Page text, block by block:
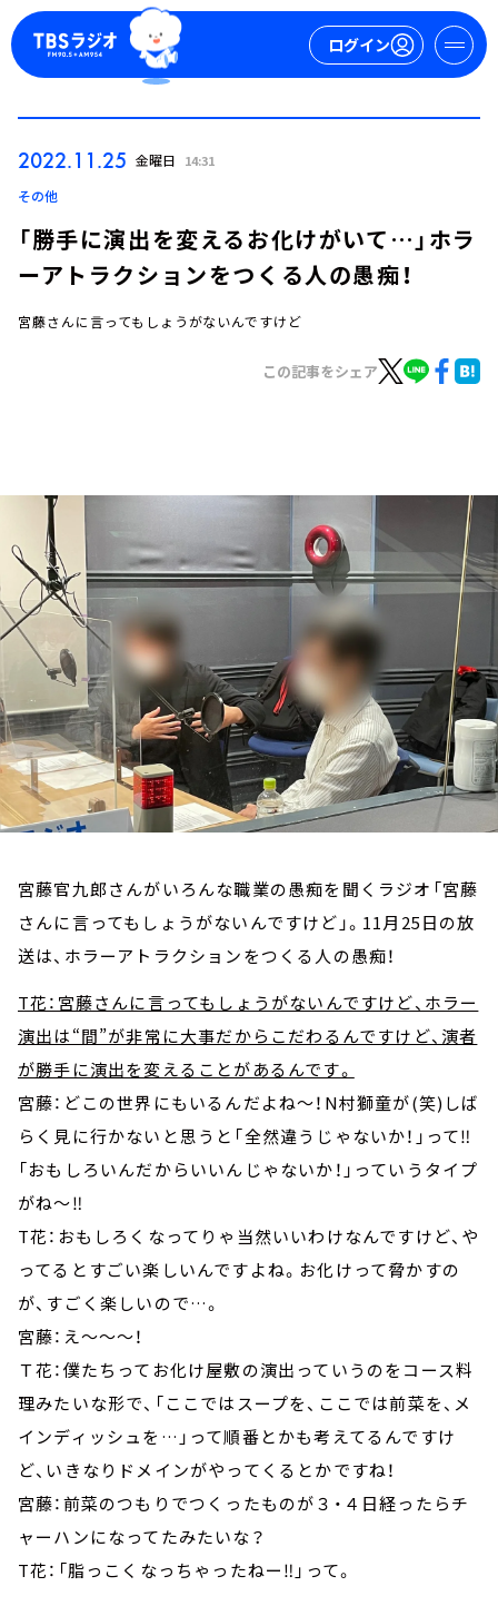
ログイン
イベント・グッズ
YouTube
会社情報
2022.11.25 金曜日 14:31
その他
「勝手に演出を変えるお化けがいて…」ホラ
ーアトラクションをつくる人の愚痴！
宮藤さんに言ってもしょうがないんですけど
この記事をシェア
宮藤官九郎さんがいろんな職業の愚痴を聞くラジオ「宮藤
さんに言ってもしょうがないんですけど」。11月25日の放
送は、ホラーアトラクションをつくる人の愚痴！
T花：宮藤さんに言ってもしょうがないんですけど、ホラー
演出は“間”が非常に大事だからこだわるんですけど、演者
が勝手に演出を変えることがあるんです。
宮藤：どこの世界にもいるんだよね～！N村獅童が(笑)しば
らく見に行かないと思うと「全然違うじゃないか！」って‼
「おもしろいんだからいいんじゃないか！」っていうタイプ
がね～‼
T花：おもしろくなってりゃ当然いいわけなんですけど、や
ってるとすごい楽しいんですよね。お化けって脅かすの
が、すごく楽しいので…。
宮藤：え～～～！
Ｔ花：僕たちってお化け屋敷の演出っていうのをコース料
理みたいな形で、「ここではスープを、ここでは前菜を、メ
インディッシュを…」って順番とかも考えてるんですけ
ど、いきなりドメインがやってくるとかですね！
宮藤：前菜のつもりでつくったものが３・４日経ったらチ
ャーハンになってたみたいな？
T花：「脂っこくなっちゃったねー‼」って。